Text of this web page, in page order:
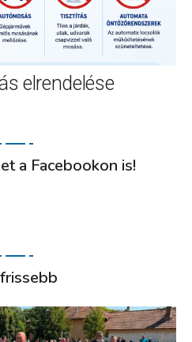
elrendelése
a Facebookon is!